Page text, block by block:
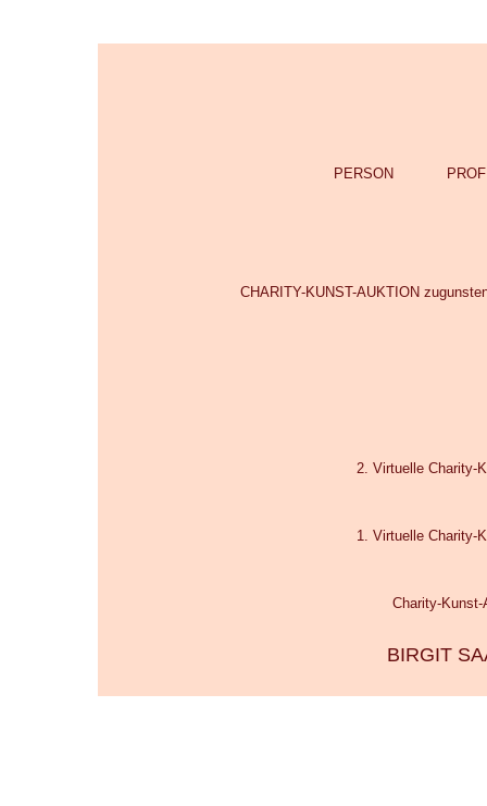
BIRGIT
PERSON
CHARITY-KUNST-AUKTION
2. Virtuelle Charity-
1. Virtuelle Charity-
Charity-